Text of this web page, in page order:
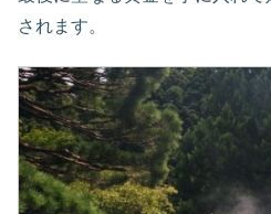
されます。